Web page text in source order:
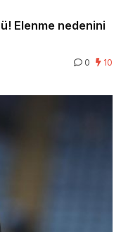
Elenme nedenini
0 10